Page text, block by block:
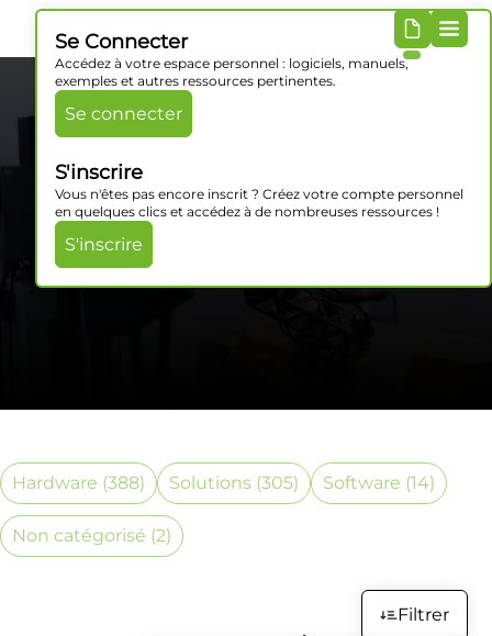
Se Connecter
Accédez à votre espace personnel : logiciels, manuels,
exemples et autres ressources pertinentes.
Se connecter
S'inscrire
Vous n'êtes pas encore inscrit ? Créez votre compte personnel
en quelques clics et accédez à de nombreuses ressources !
S'inscrire
Catégorie Produits
Hardware (388) Solutions (305) Software (14)
Non catégorisé (2)
Filtrer